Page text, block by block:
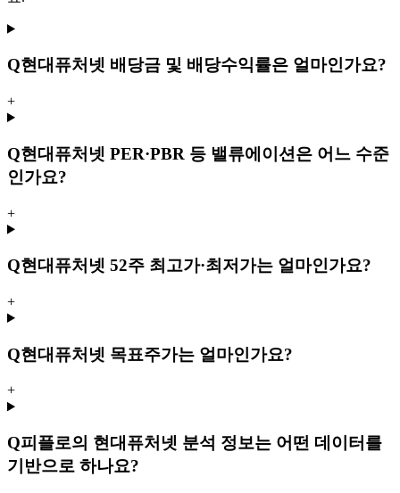
Q현대퓨처넷 배당금 및 배당수익률은 얼마인가요?
+
Q현대퓨처넷 PER·PBR 등 밸류에이션은 어느 수준
인가요?
+
Q현대퓨처넷 52주 최고가·최저가는 얼마인가요?
+
Q현대퓨처넷 목표주가는 얼마인가요?
+
Q피플로의 현대퓨처넷 분석 정보는 어떤 데이터를
기반으로 하나요?